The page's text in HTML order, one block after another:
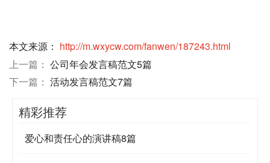
本文来源： http://m.wxycw.com/fanwen/187243.html
上一篇： 公司年会发言稿范文5篇
下一篇： 活动发言稿范文7篇
精彩推荐
爱心和责任心的演讲稿8篇